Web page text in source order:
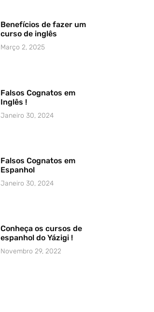
Benefícios de fazer um
curso de inglês
Março 2, 2025
Falsos Cognatos em
Inglês !
Janeiro 30, 2024
Falsos Cognatos em
Espanhol
Janeiro 30, 2024
Conheça os cursos de
espanhol do Yázigi !
Novembro 29, 2022